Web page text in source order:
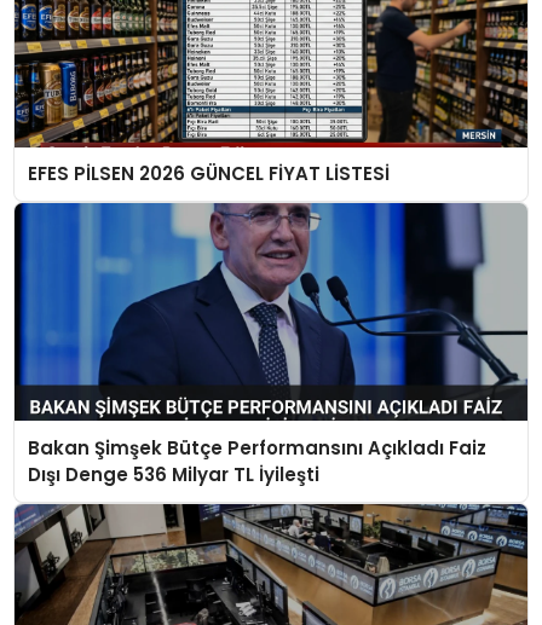
EFES PİLSEN 2026 GÜNCEL FİYAT LİSTESİ
Bakan Şimşek Bütçe Performansını Açıkladı Faiz
Dışı Denge 536 Milyar TL İyileşti